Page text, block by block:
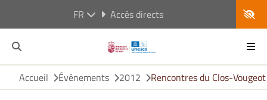
FR Accès directs
Accueil Événements 2012 Rencontres du Clos-